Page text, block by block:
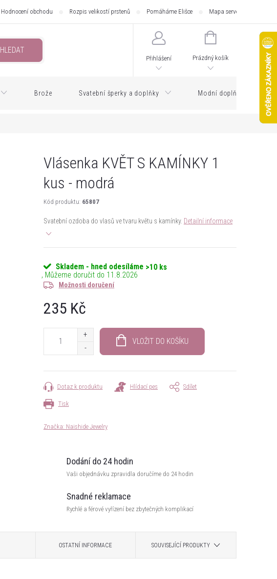
Hodnocení obchodu Rozpis velikostí prstenů Pomáháme Elišce Mapa serveru
HLEDAT
Přihlášení
NÁKUPNÍ
Prázdný košík
Brože Svatební šperky a doplňky Modní doplňky
Vlásenka KVĚT S KAMÍNKY 1
kus - modrá
Kód produktu: 65807
Svatební ozdoba do vlasů ve tvaru květu s kamínky. Detailní informace
Skladem - hned odesíláme >10 ks
11.8.2026
Možnosti doručení
235 Kč
VLOŽIT DO KOŠÍKU
Tisk
Dotaz k produktu Hlídací pes Sdílet
Značka: Naishide Jewelry
Dodání do 24 hodin
Vaši objednávku zpravidla doručíme do 24 hodin
Snadné reklamace
Rychlé a férové vyřízení bez zbytečných komplikací
OSTATNÍ INFORMACE SOUVISEJÍCÍ PRODUKTY